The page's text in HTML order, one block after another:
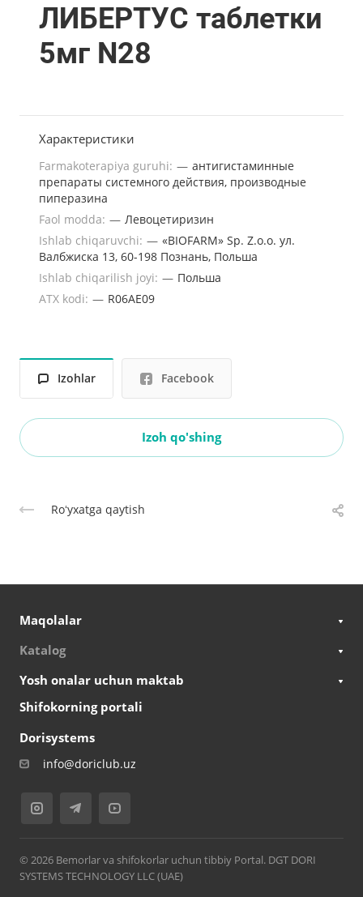
ЛИБЕРТУС таблетки
5мг N28
Характеристики
Farmakoterapiya guruhi: — антигистаминные
препараты системного действия, производные
пиперазина
Faol modda: — Левоцетиризин
Ishlab chiqaruvchi: — «BIOFARM» Sp. Z.o.o. ул.
Валбжиска 13, 60-198 Познань, Польша
Ishlab chiqarilish joyi: — Польша
ATX kodi: — R06AE09
Izohlar Facebook
Izoh qo'shing
Roʻyxatga qaytish
Maqolalar
Katalog
Yosh onalar uchun maktab
Shifokorning portali
Dorisystems
info@doriclub.uz
© 2026 Bemorlar va shifokorlar uchun tibbiy Portal. DGT DORI
SYSTEMS TECHNOLOGY LLC (UAE)